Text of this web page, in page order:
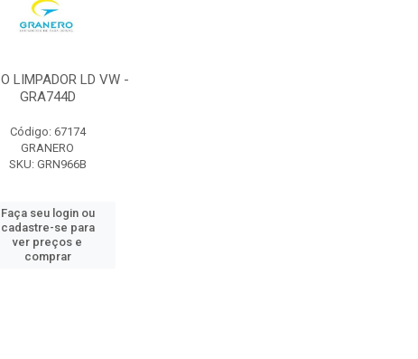
LIMPADOR LD VW -
GRA744D
Código: 67174
GRANERO
SKU: GRN966B
Faça seu login ou
cadastre-se para
ver preços e
comprar